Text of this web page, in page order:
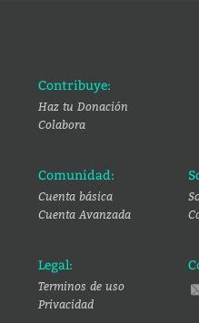
Contribuye:
Haz tu Donación
Colabora
Comunidad:
Cuenta básica
Cuenta Avanzada
Legal:
Terminos de uso
Privacidad